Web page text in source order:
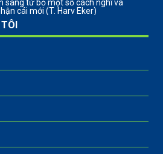
sàng từ bỏ một số cách nghĩ và
cái mới (T. Harv Eker)
TÔI